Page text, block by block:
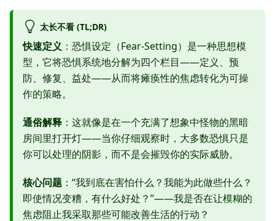
太长不看 (TL;DR)
快速定义 ：恐惧设定（Fear-Setting）是一种思想模
型，它将恐惧系统地分解为四个栏目——定义、预
防、修复、益处——从而将瘫痪性的焦虑转化为可操
作的策略。
通俗解释 ：这就像是在一个充满了想象中怪物的黑暗
房间里打开灯——当你仔细观察时，大多数恐惧只是
你可以处理的阴影，而不是会摧毁你的实际威胁。
核心问题 ：“我到底在害怕什么？我能为此做些什么？
即使情况变糟，有什么好处？”——我是否在让模糊的
焦虑阻止我采取那些可能改善生活的行动？